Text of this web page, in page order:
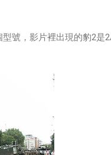
號，影片裡出現的豹2是